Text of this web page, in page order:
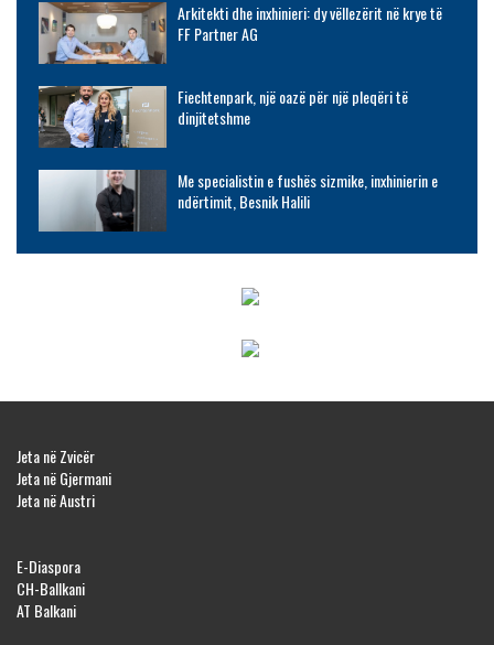
Arkitekti dhe inxhinieri: dy vëllezërit në krye të
FF Partner AG
Fiechtenpark, një oazë për një pleqëri të
dinjitetshme
Me specialistin e fushës sizmike, inxhinierin e
ndërtimit, Besnik Halili
Jeta në Zvicër
Jeta në Gjermani
Jeta në Austri
E-Diaspora
CH-Ballkani
AT Balkani